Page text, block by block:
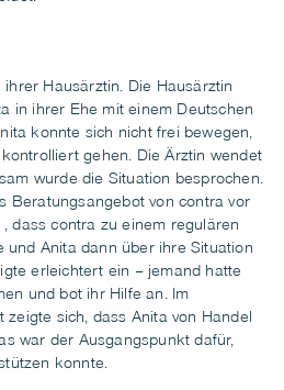
Hausärztin. Die Hausärztin
in ihrer Ehe mit einem Deutschen
konnte sich nicht frei bewegen,
gehen. Die Ärztin wendet
wurde die Situation besprochen.
Beratungsangebot von contra vor
dass contra zu einem regulären
Anita dann über ihre Situation
erleichtert ein – jemand hatte
und bot ihr Hilfe an. Im
sich, dass Anita von Handel
war der Ausgangspunkt dafür,
konnte.